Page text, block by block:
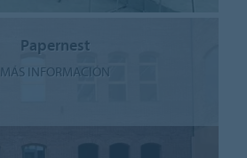
Papernest
MÁS INFORMACIÓN